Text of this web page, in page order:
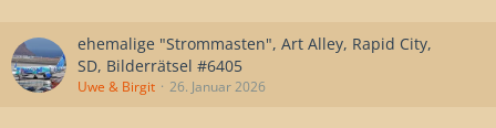
ehemalige "Strommasten", Art Alley, Rapid City,
SD, Bilderrätsel #6405
Uwe & Birgit 26. Januar 2026